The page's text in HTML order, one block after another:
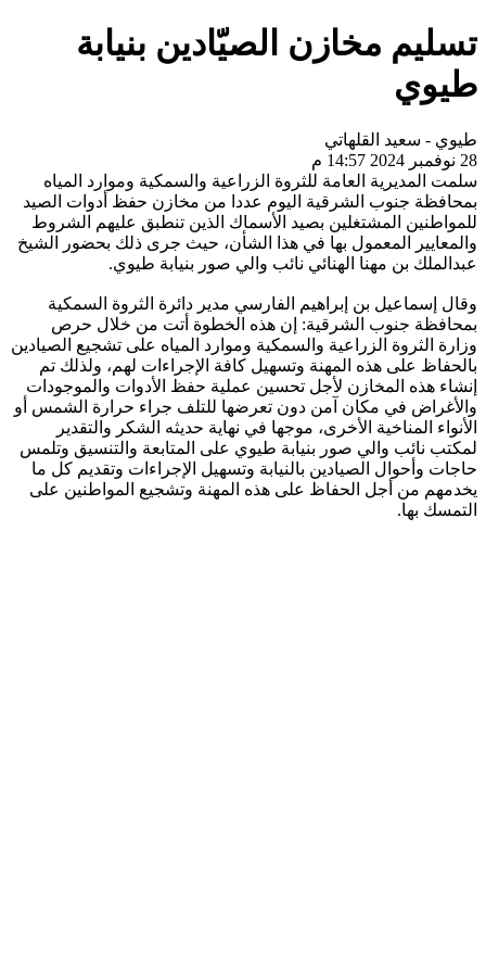
تسليم مخازن الصيّادين بنيابة
طيوي
طيوي - سعيد القلهاتي
28 نوفمبر 2024 14:57 م
سلمت المديرية العامة للثروة الزراعية والسمكية وموارد المياه
بمحافظة جنوب الشرقية اليوم عددا من مخازن حفظ أدوات الصيد
للمواطنين المشتغلين بصيد الأسماك الذين تنطبق عليهم الشروط
والمعايير المعمول بها في هذا الشأن، حيث جرى ذلك بحضور الشيخ
عبدالملك بن مهنا الهنائي نائب والي صور بنيابة طيوي.
وقال إسماعيل بن إبراهيم الفارسي مدير دائرة الثروة السمكية
بمحافظة جنوب الشرقية: إن هذه الخطوة أتت من خلال حرص
وزارة الثروة الزراعية والسمكية وموارد المياه على تشجيع الصيادين
بالحفاظ على هذه المهنة وتسهيل كافة الإجراءات لهم، ولذلك تم
إنشاء هذه المخازن لأجل تحسين عملية حفظ الأدوات والموجودات
والأغراض في مكان آمن دون تعرضها للتلف جراء حرارة الشمس أو
الأنواء المناخية الأخرى، موجها في نهاية حديثه الشكر والتقدير
لمكتب نائب والي صور بنيابة طيوي على المتابعة والتنسيق وتلمس
حاجات وأحوال الصيادين بالنيابة وتسهيل الإجراءات وتقديم كل ما
يخدمهم من أجل الحفاظ على هذه المهنة وتشجيع المواطنين على
التمسك بها.